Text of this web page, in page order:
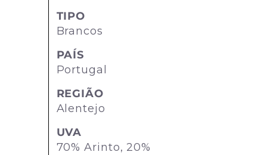
TIPO
Brancos
PAÍS
Portugal
REGIÃO
Alentejo
UVA
70% Arinto, 20%